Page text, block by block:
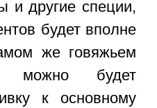
и другие специи,
будет вполне
же говяжьем
можно будет
к основному